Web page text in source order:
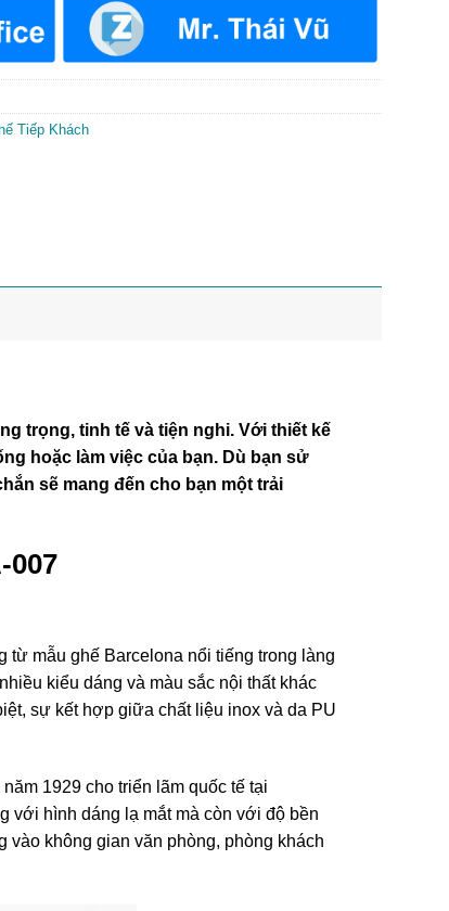
Tiếp Khách
trọng, tinh tế và tiện nghi. Với thiết kế
hoặc làm việc của bạn. Dù bạn sử
sẽ mang đến cho bạn một trải
007
từ mẫu ghế Barcelona nổi tiếng trong làng
kiểu dáng và màu sắc nội thất khác
sự kết hợp giữa chất liệu inox và da PU
1929 cho triển lãm quốc tế tại
với hình dáng lạ mắt mà còn với độ bền
không gian văn phòng, phòng khách